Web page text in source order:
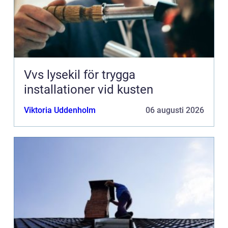
Vvs lysekil för trygga
installationer vid kusten
Viktoria Uddenholm 06 augusti 2026